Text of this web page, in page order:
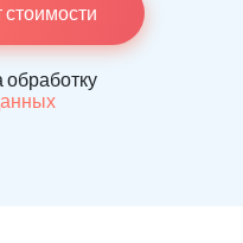
стоимости